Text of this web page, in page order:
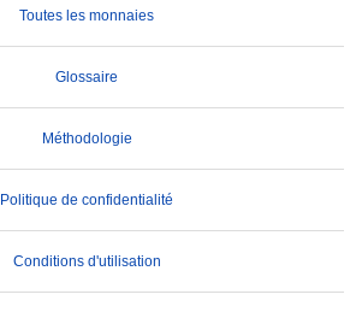
Toutes les monnaies
Glossaire
Méthodologie
Politique de confidentialité
Conditions d'utilisation